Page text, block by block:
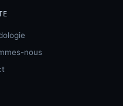
nous